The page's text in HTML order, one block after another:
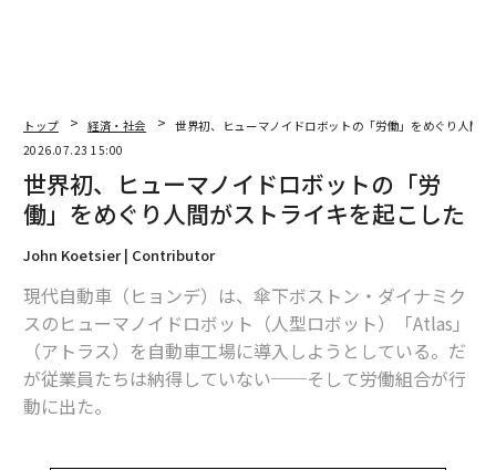
トップ 経済・社会
世界初、ヒューマノイドロボットの「労働」をめぐり人間
2026.07.23 15:00
世界初、ヒューマノイドロボットの「労
働」をめぐり人間がストライキを起こした
John Koetsier | Contributor
現代自動車（ヒョンデ）は、傘下ボストン・ダイナミク
スのヒューマノイドロボット（人型ロボット）「Atlas」
（アトラス）を自動車工場に導入しようとしている。だ
が従業員たちは納得していない──そして労働組合が行
動に出た。